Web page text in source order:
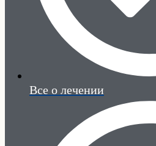
Все о лечении